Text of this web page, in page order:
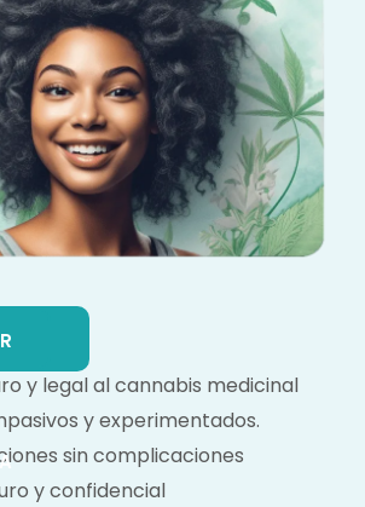
y legal al cannabis medicinal
y experimentados.
sin complicaciones
y confidencial